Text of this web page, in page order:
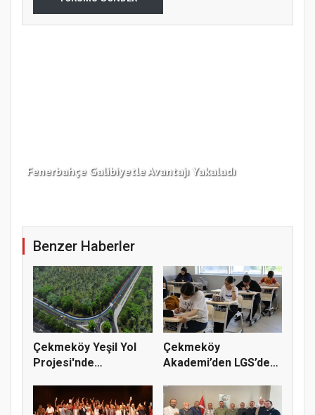
Fenerbahçe Galibiyetle Avantajı Yakaladı
Benzer Haberler
Çekmeköy Yeşil Yol
Projesi'nde
Çekmeköy
Akademi’den LGS’de